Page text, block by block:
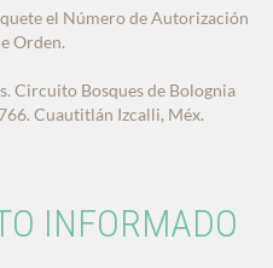
el Número de Autorización
Orden.
Circuito Bosques de Bolognia
Cuautitlán Izcalli, Méx.
INFORMADO